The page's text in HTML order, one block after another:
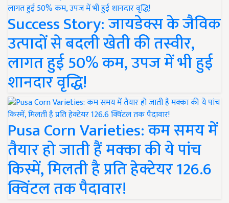
Success Story: जायडेक्स के जैविक
उत्पादों से बदली खेती की तस्वीर,
लागत हुई 50% कम, उपज में भी हुई
शानदार वृद्धि!
Pusa Corn Varieties: कम समय में
तैयार हो जाती हैं मक्का की ये पांच
किस्में, मिलती है प्रति हेक्टेयर 126.6
क्विंटल तक पैदावार!